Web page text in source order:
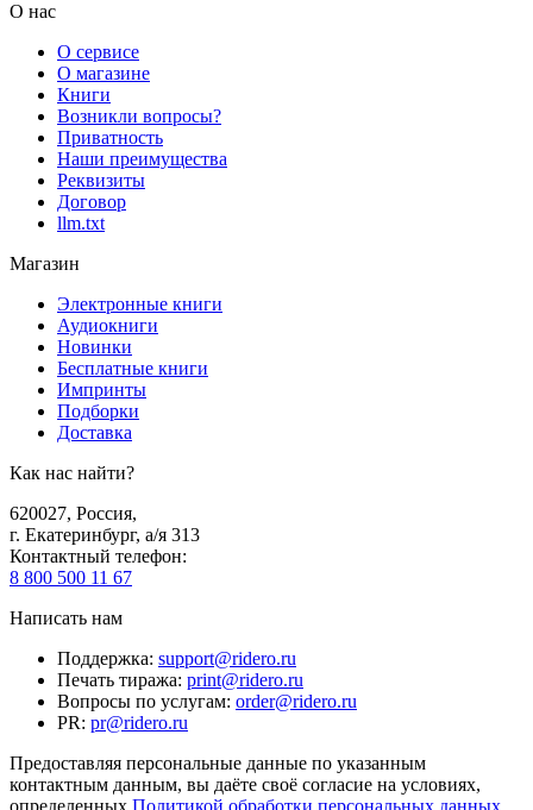
О нас
О сервисе
О магазине
Книги
Возникли вопросы?
Приватность
Наши преимущества
Реквизиты
Договор
llm.txt
Магазин
Электронные книги
Аудиокниги
Новинки
Бесплатные книги
Импринты
Подборки
Доставка
Как нас найти?
620027, Россия,
г. Екатеринбург, а/я 313
Контактный телефон:
8 800 500 11 67
Написать нам
Поддержка: support@ridero.ru
Печать тиража: print@ridero.ru
Вопросы по услугам: order@ridero.ru
PR: pr@ridero.ru
Предоставляя персональные данные по указанным
контактным данным, вы даёте своё согласие на условиях,